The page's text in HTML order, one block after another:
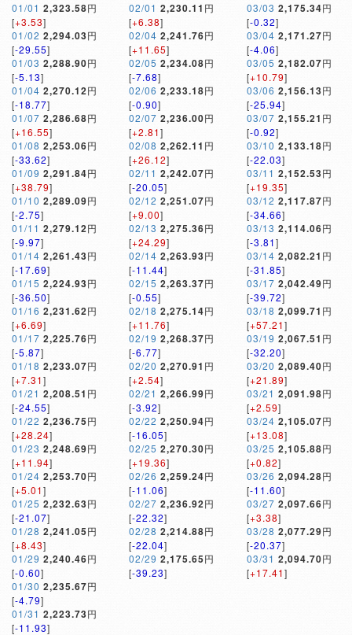
01/01 2,323.58円
[+3.53]
01/02 2,294.03円
[-29.55]
01/03 2,288.90円
[-5.13]
01/04 2,270.12円
[-18.77]
01/07 2,286.68円
[+16.55]
01/08 2,253.06円
[-33.62]
01/09 2,291.84円
[+38.79]
01/10 2,289.09円
[-2.75]
01/11 2,279.12円
[-9.97]
01/14 2,261.43円
[-17.69]
01/15 2,224.93円
[-36.50]
01/16 2,231.62円
[+6.69]
01/17 2,225.76円
[-5.87]
01/18 2,233.07円
[+7.31]
01/21 2,208.51 円
[-24.55]
01/22 2,236.75円
[+28.24]
01/23 2,248.69円
[+11.94]
01/24 2,253.70円
[+5.01]
01/25 2,232.63円
[-21.07]
01/28 2,241.05円
[+8.43]
01/29 2,240.46円
[-0.60]
01/30 2,235.67円
[-4.79]
01/31 2,223.73円
[-11.93]
02/01 2,230.11 円
[+6.38]
02/04 2,241.76円
[+11.65]
02/05 2,234.08円
[-7.68]
02/06 2,233.18円
[-0.90]
02/07 2,236.00円
[+2.81]
02/08 2,262.11 円
[+26.12]
02/11 2,242.07円
[-20.05]
02/12 2,251.07円
[+9.00]
02/13 2,275.36円
[+24.29]
02/14 2,263.93円
[-11.44]
02/15 2,263.37円
[-0.55]
02/18 2,275.14円
[+11.76]
02/19 2,268.37円
[-6.77]
02/20 2,270.91 円
[+2.54]
02/21 2,266.99円
[-3.92]
02/22 2,250.94円
[-16.05]
02/25 2,270.30円
[+19.36]
02/26 2,259.24円
[-11.06]
02/27 2,236.92円
[-22.32]
02/28 2,214.88円
[-22.04]
02/29 2,175.65円
[-39.23]
03/03 2,175.34円
[-0.32]
03/04 2,171.27円
[-4.06]
03/05 2,182.07円
[+10.79]
03/06 2,156.13円
[-25.94]
03/07 2,155.21 円
[-0.92]
03/10 2,133.18円
[-22.03]
03/11 2,152.53円
[+19.35]
03/12 2,117.87円
[-34.66]
03/13 2,114.06円
[-3.81]
03/14 2,082.21 円
[-31.85]
03/17 2,042.49円
[-39.72]
03/18 2,099.71 円
[+57.21]
03/19 2,067.51 円
[-32.20]
03/20 2,089.40円
[+21.89]
03/21 2,091.98円
[+2.59]
03/24 2,105.07円
[+13.08]
03/25 2,105.88円
[+0.82]
03/26 2,094.28円
[-11.60]
03/27 2,097.66円
[+3.38]
03/28 2,077.29円
[-20.37]
03/31 2,094.70円
[+17.41]